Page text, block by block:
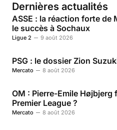
Dernières actualités
ASSE : la réaction forte de
le succès à Sochaux
Ligue 2 9 août 2026
PSG : le dossier Zion
Mercato 8 août 2026
OM : Pierre-Emile Højbjerg
Premier League ?
Mercato 8 août 2026